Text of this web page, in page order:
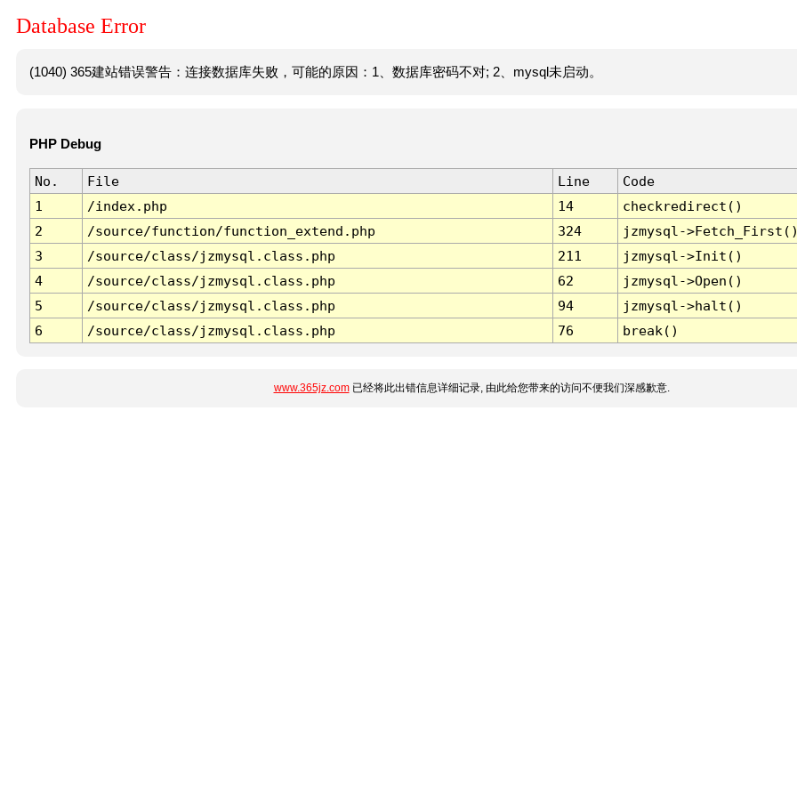
Database Error
(1040) 365建站错误警告：连接数据库失败，可能的原因：1、数据库密码不对; 2、mysql未启动。
PHP Debug
No. File Line
Code
1
/index.php 14
checkredirect()
2
/source/function/function_extend.php 324
jzmysql-
3
/source/class/jzmysql.class.php 211
jzmysql->Init()
4
/source/class/jzmysql.class.php 62
jzmysql->Open()
5
/source/class/jzmysql.class.php 94
jzmysql->halt()
6
/source/class/jzmysql.class.php 76 break()
www.365jz.com已经将此出错信息详细记录, 由此给您带来的访问不便我们深感歉意.